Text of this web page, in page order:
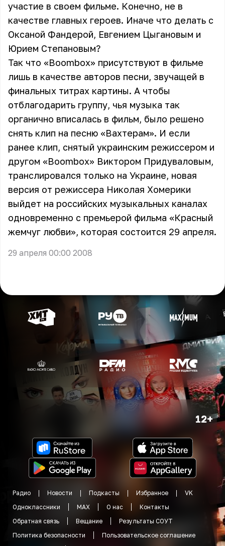
участие в своем фильме. Конечно, не в
качестве главных героев. Иначе что делать с
Оксаной Фандерой, Евгением Цыгановым и
Юрием Степановым?
Так что «Boombox» присутствуют в фильме
лишь в качестве авторов песни, звучащей в
финальных титрах картины. А чтобы
отблагодарить группу, чья музыка так
органично вписалась в фильм, было решено
снять клип на песню «Вахтерам». И если
ранее клип, снятый украинским режиссером и
другом «Boombox» Виктором Придуваловым,
транслировался только на Украине, новая
версия от режиссера Николая Хомерики
выйдет на российских музыкальных каналах
одновременно с премьерой фильма «Красный
жемчуг любви», которая состоится 29 апреля.
29 апреля 00:00 2008
12+
Радио Новости Подкасты Избранное
VK
Одноклассники
MAX О нас
Контакты
Обратная связь
Вещание
Результаты СОУТ
Политика безопасности
Пользовательское соглашение